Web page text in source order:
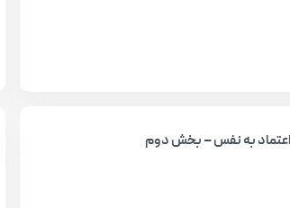
اعتماد به نفس – بخش دوم